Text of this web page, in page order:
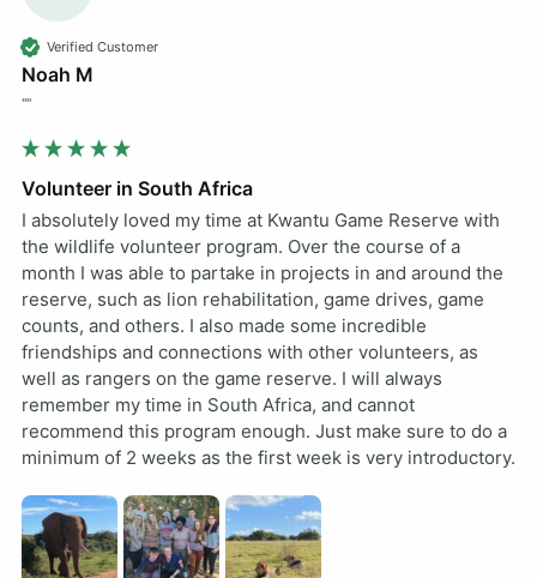
Verified Customer
Noah M
""
Volunteer in South Africa
I absolutely loved my time at Kwantu Game Reserve with
the wildlife volunteer program. Over the course of a
month I was able to partake in projects in and around the
reserve, such as lion rehabilitation, game drives, game
counts, and others. I also made some incredible
friendships and connections with other volunteers, as
well as rangers on the game reserve. I will always
remember my time in South Africa, and cannot
recommend this program enough. Just make sure to do a